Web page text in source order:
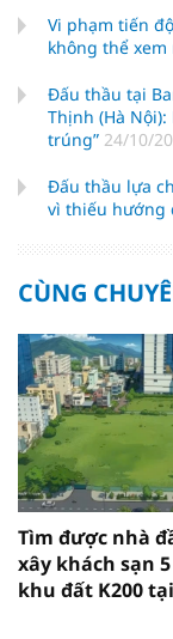
Vi phạm tiến
không thể xem
Đấu thầu tại
Thịnh (Hà
trúng” 24/10/
Đấu thầu lựa
vì thiếu hướng
CÙNG
Tìm được nhà
xây khách sạn
khu đất K200